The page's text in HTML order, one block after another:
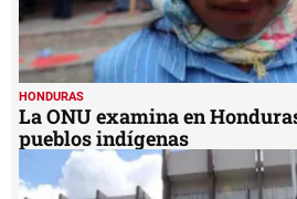
HONDURAS
La ONU examina en
pueblos indígenas